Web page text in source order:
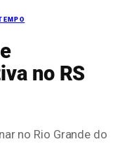
no RS
no Rio Grande do